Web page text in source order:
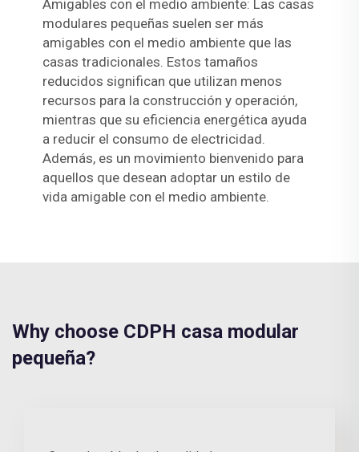
Amigables con el medio ambiente: Las casas
modulares pequeñas suelen ser más
amigables con el medio ambiente que las
casas tradicionales. Estos tamaños
reducidos significan que utilizan menos
recursos para la construcción y operación,
mientras que su eficiencia energética ayuda
a reducir el consumo de electricidad.
Además, es un movimiento bienvenido para
aquellos que desean adoptar un estilo de
vida amigable con el medio ambiente.
Why choose CDPH casa modular
pequeña?